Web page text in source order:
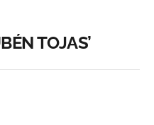
TOJAS’